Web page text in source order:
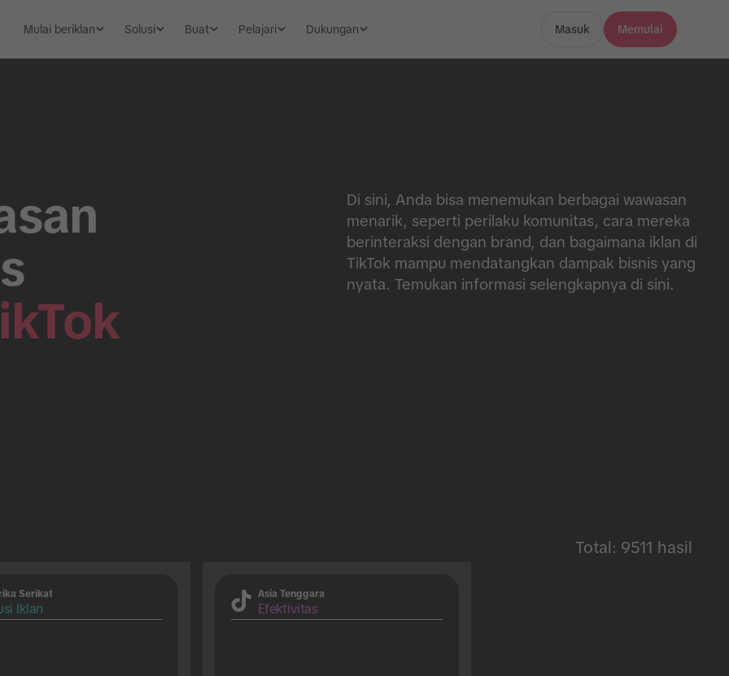
Mulai beriklan Solusi Buat Pelajari Dukungan Masuk Memulai
Di sini, Anda bisa menemukan berbagai wawasan
menarik, seperti perilaku komunitas, cara mereka
berinteraksi dengan brand, dan bagaimana iklan di
TikTok mampu mendatangkan dampak bisnis yang
nyata. Temukan informasi selengkapnya di sini.
Total: 9511 hasil
Serikat
Iklan
Asia Tenggara
Efektivitas